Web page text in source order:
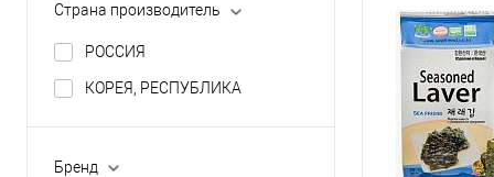
Страна производитель
РОССИЯ
КОРЕЯ, РЕСПУБЛИКА
Бренд
146.25 ₽ /
шт
от
Конечная
указана в корзине